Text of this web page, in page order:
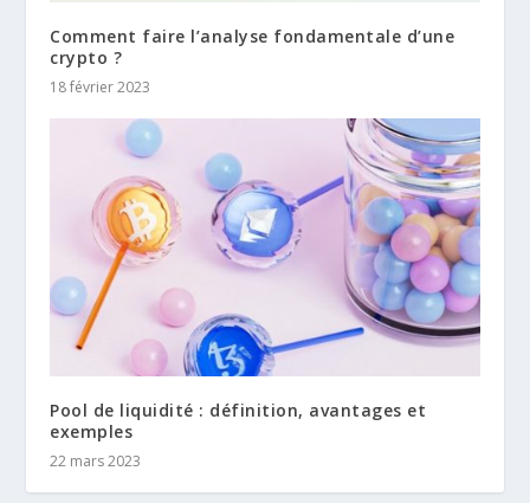
Comment faire l’analyse fondamentale d’une
crypto ?
18 février 2023
Pool de liquidité : définition, avantages et
exemples
22 mars 2023